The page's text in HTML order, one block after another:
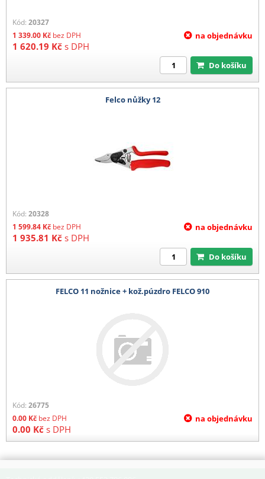
Kód: 20327
1 339.00 Kč bez DPH
1 620.19 Kč s DPH
na objednávku
Do košíku
Felco nůžky 12
Kód: 20328
1 599.84 Kč bez DPH
1 935.81 Kč s DPH
na objednávku
Do košíku
FELCO 11 nožnice + kož.púzdro FELCO 910
Kód: 26775
0.00 Kč bez DPH
0.00 Kč s DPH
na objednávku